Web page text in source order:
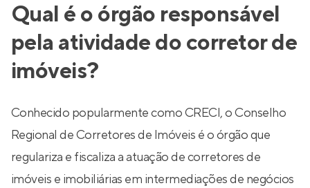
Qual é o órgão responsável
pela atividade do corretor de
imóveis?
Conhecido popularmente como CRECI, o Conselho
Regional de Corretores de Imóveis é o órgão que
regulariza e fiscaliza a atuação de corretores de
imóveis e imobiliárias em intermediações de negócios